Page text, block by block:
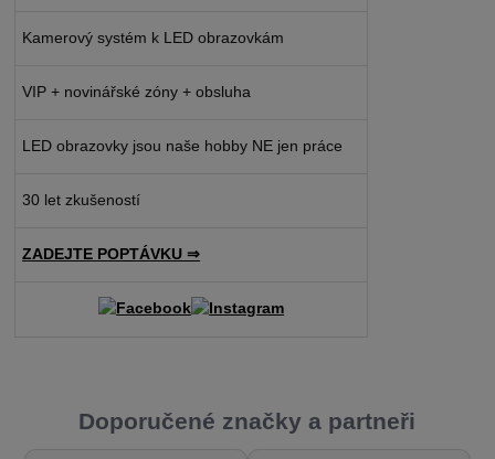
Kamerový systém k LED obrazovkám
VIP + novinářské zóny + obsluha
LED obrazovky jsou naše hobby NE jen práce
30 let zkušeností
ZADEJTE POPTÁVKU ⇒
Doporučené značky a partneři